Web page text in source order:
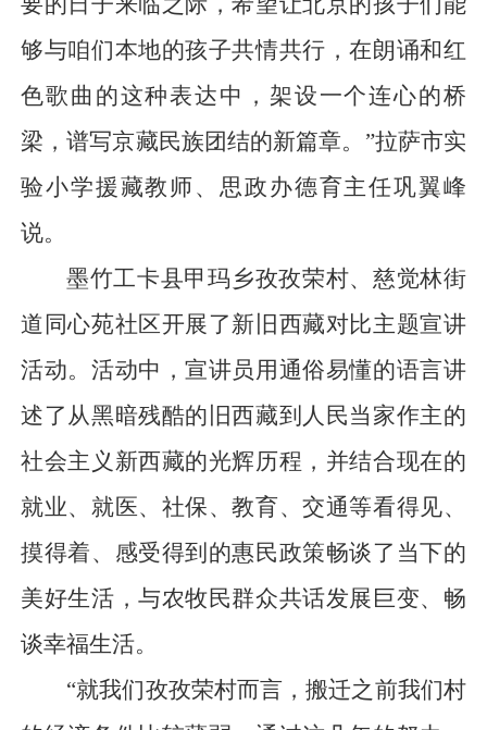
够与咱们本地的孩子共情共行，在朗诵和红
色歌曲的这种表达中，架设一个连心的桥
梁，谱写京藏民族团结的新篇章。”拉萨市实
验小学援藏教师、思政办德育主任巩翼峰
说。
墨竹工卡县甲玛乡孜孜荣村、慈觉林街
道同心苑社区开展了新旧西藏对比主题宣讲
活动。活动中，宣讲员用通俗易懂的语言讲
述了从黑暗残酷的旧西藏到人民当家作主的
社会主义新西藏的光辉历程，并结合现在的
就业、就医、社保、教育、交通等看得见、
摸得着、感受得到的惠民政策畅谈了当下的
美好生活，与农牧民群众共话发展巨变、畅
谈幸福生活。
“就我们孜孜荣村而言，搬迁之前我们村